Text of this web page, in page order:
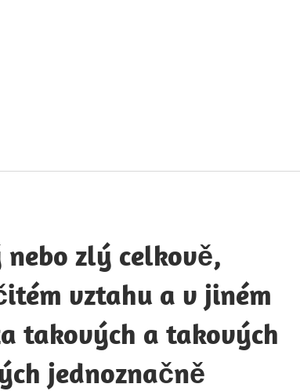
zlý celkově,
vztahu a v jiném
takových a takových
jednoznačně